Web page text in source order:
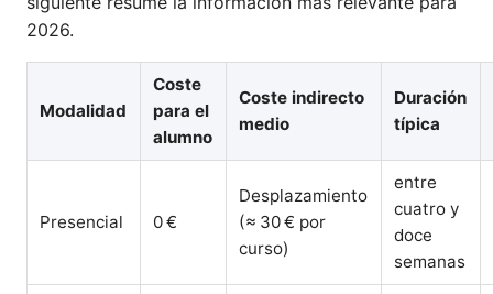
2026.
Modalidad
Coste
para el
alumno
Coste indirecto
medio
Duración
típica
Presencial 0 €
Desplazamiento
(≈ 30 € por
curso)
entre
cuatro y
doce
semanas